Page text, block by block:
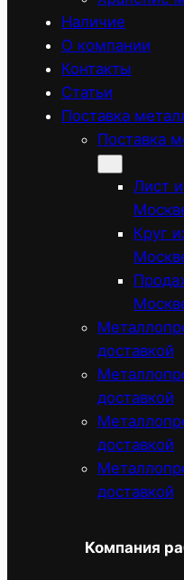
Наличие
О компании
Контакты
Статьи
Поставка
Поставка
Лист
Круг
доставкой
доставкой
доставкой
доставкой
Компания